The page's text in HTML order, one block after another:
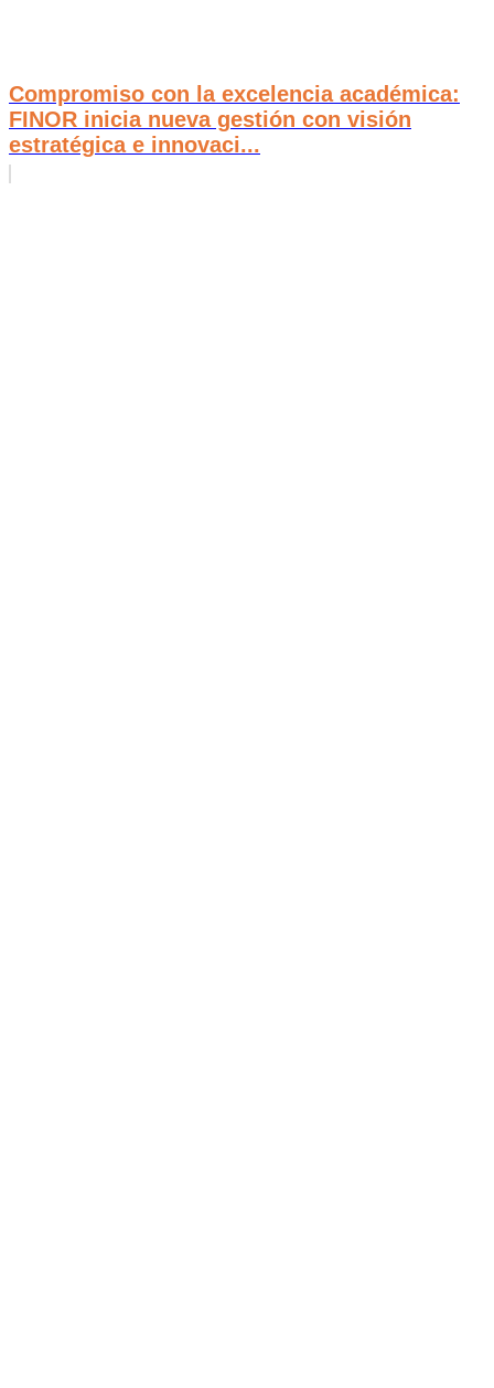
Compromiso con la excelencia académica:
FINOR inicia nueva gestión con visión
estratégica e innovaci...